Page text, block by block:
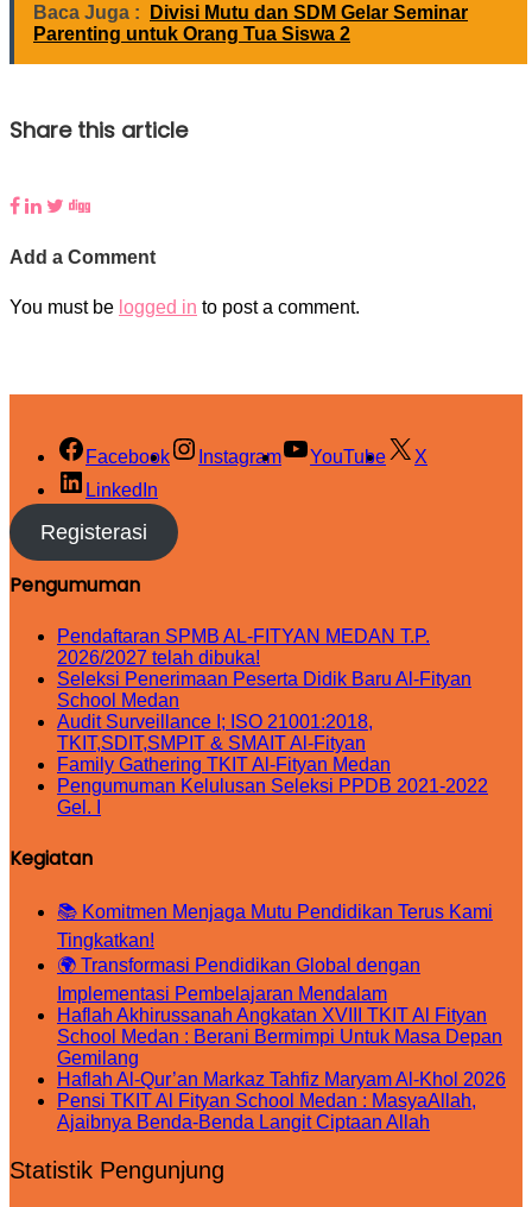
Baca Juga :
Divisi Mutu dan SDM Gelar Seminar
Parenting untuk Orang Tua Siswa 2
Share this article
Add a Comment
You must be logged in to post a comment.
Facebook Instagram YouTube
X
LinkedIn
Registerasi
Pengumuman
Pendaftaran SPMB AL-FITYAN MEDAN T.P.
2026/2027 telah dibuka!
Seleksi Penerimaan Peserta Didik Baru Al-Fityan
School Medan
Audit Surveillance I; ISO 21001:2018,
TKIT,SDIT,SMPIT & SMAIT Al-Fityan
Family Gathering TKIT Al-Fityan Medan
Pengumuman Kelulusan Seleksi PPDB 2021-2022
Gel. I
Kegiatan
📚 Komitmen Menjaga Mutu Pendidikan Terus Kami
Tingkatkan!
🌍 Transformasi Pendidikan Global dengan
Implementasi Pembelajaran Mendalam
Haflah Akhirussanah Angkatan XVIII TKIT Al Fityan
School Medan : Berani Bermimpi Untuk Masa Depan
Gemilang
Haflah Al-Qur’an Markaz Tahfiz Maryam Al-Khol 2026
Pensi TKIT Al Fityan School Medan : MasyaAllah,
Ajaibnya Benda-Benda Langit Ciptaan Allah
Statistik Pengunjung